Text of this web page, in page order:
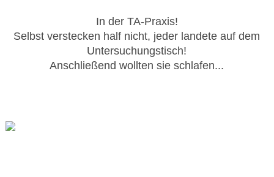
In der TA-Praxis!
Selbst verstecken half nicht, jeder landete auf dem
Untersuchungstisch!
Anschließend wollten sie schlafen...